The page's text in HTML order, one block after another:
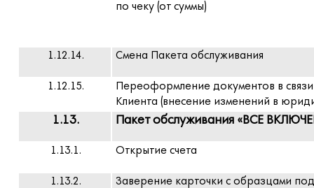
по чеку (от суммы)
1.12.14. Смена Пакета обслуживания
1.12.15.
Переоформление документов в
Клиента (внесение изменений в
1.13. Пакет обслуживания «ВСЕ
1.13.1. Открытие счета
1.13.2.
Заверение карточки с образцами